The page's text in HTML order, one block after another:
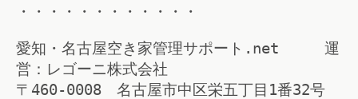
・・・・・・・・・・・・
愛知・名古屋空き家管理サポート.net 運
営：レゴーニ株式会社
〒460-0008 名古屋市中区栄五丁目1番32号